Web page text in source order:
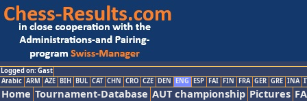
Logged on: Gast
Arabic ARM AZE BIH BUL CAT CHN CRO CZE DEN ENG ESP FAI FIN FRA GER GRE INA
Home Tournament-Database AUT championship Pictures